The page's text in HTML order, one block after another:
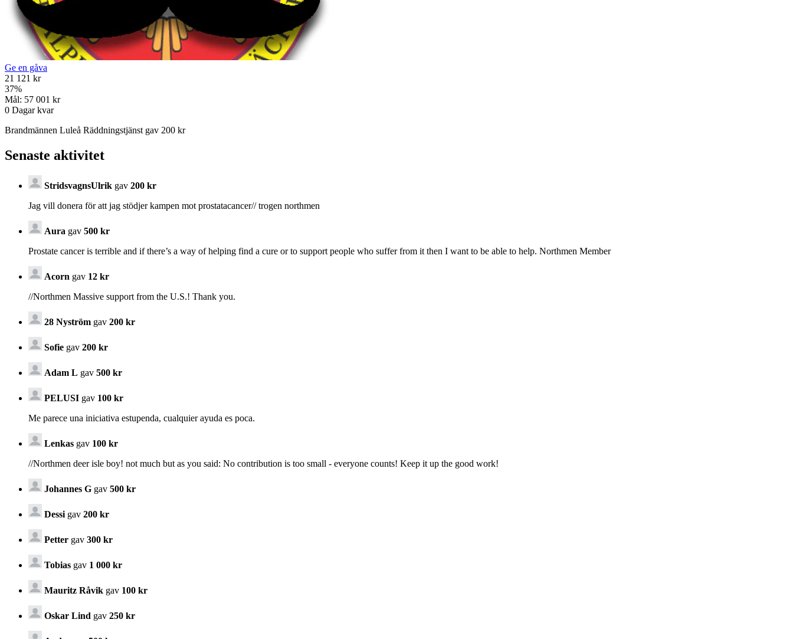
Ge en gåva
21 121 kr
37%
Mål: 57 001 kr
0 Dagar kvar
Brandmännen Luleå Räddningstjänst gav 200 kr
Senaste aktivitet
StridsvagnsUlrik gav 200 kr
Jag vill donera för att jag stödjer kampen mot prostatacancer// trogen northmen
Aura gav 500 kr
Prostate cancer is terrible and if there’s a way of helping find a cure or to support people who suffer from it then I want to be able to help. Northmen Member
Acorn gav 12 kr
//Northmen Massive support from the U.S.! Thank you.
28 Nyström gav 200 kr
Sofie gav 200 kr
Adam L gav 500 kr
PELUSI gav 100 kr
Me parece una iniciativa estupenda, cualquier ayuda es poca.
Lenkas gav 100 kr
//Northmen deer isle boy! not much but as you said: No contribution is too small - everyone counts! Keep it up the good work!
Johannes G gav 500 kr
Dessi gav 200 kr
Petter gav 300 kr
Tobias gav 1 000 kr
Mauritz Råvik gav 100 kr
Oskar Lind gav 250 kr